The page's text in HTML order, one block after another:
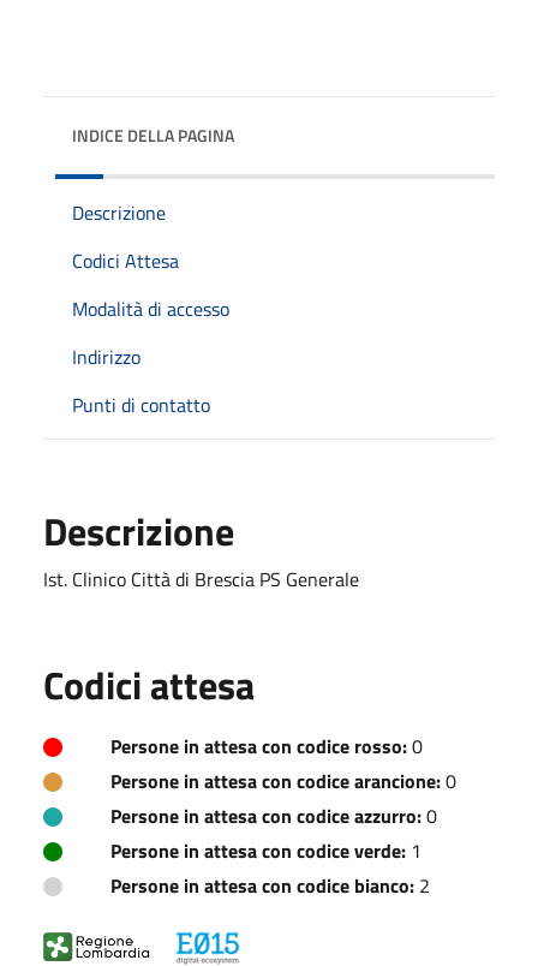
INDICE DELLA PAGINA
Descrizione
Codici Attesa
Modalità di accesso
Indirizzo
Punti di contatto
Descrizione
Ist. Clinico Città di Brescia PS Generale
Codici attesa
Persone in attesa con codice rosso:0
Persone in attesa con codice arancione:0
Persone in attesa con codice azzurro:0
Persone in attesa con codice verde: 1
Persone in attesa con codice bianco: 2